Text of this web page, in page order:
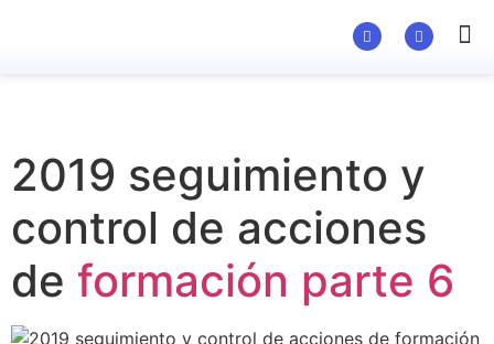
2019 seguimiento y
control de acciones
de formación parte 6